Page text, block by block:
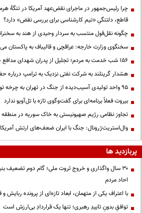
چرا رئیس‌جمهور در ماجرای نقض‌عهد آمریکا در تنگهٔ
قاطع، دلتنگیِ «تیم کارشناسی برای بررسی نقض» دارد؟
چگونه نقل‌قول منتسب به سردار وحیدی از هند به
سخنگوی وزارت خارجه: عراقچی و قالیباف به پاکستان
۱۵۶ شب خدمت به مردم؛ تجلیل از پدران شهدای مدافع حرم در موکب شهدای رزکان
هشدار گرینلند به شرکت نفتی نزدیک به ترامپ درباره
95 واحد تولیدی آسیب‌دیده از جنگ در تهران به چرخه تولید بازگشتند
بیروت فعلاً برنامه‌ای برای گفت‌وگوی تازه با تل‌آویو ندارد
تجاوز نظامی رژیم صهیونیستی به خاک سوریه در منطقه
وال‌استریت‌ژرونال: جنگ با ایران ضعف‌های ارتش آمریکا
پربازدید ها
۳۰ سال واگذاری و خروج ثروت ملی؛ گام دوم تضعیف
احاد مردم
با اعتراف یکی از متهمان، ابعاد تازه‌ای از پرونده
توافقِ بدونِ تاییدِ رهبری؛ تنها یک قراردادِ بی‌ارزش است